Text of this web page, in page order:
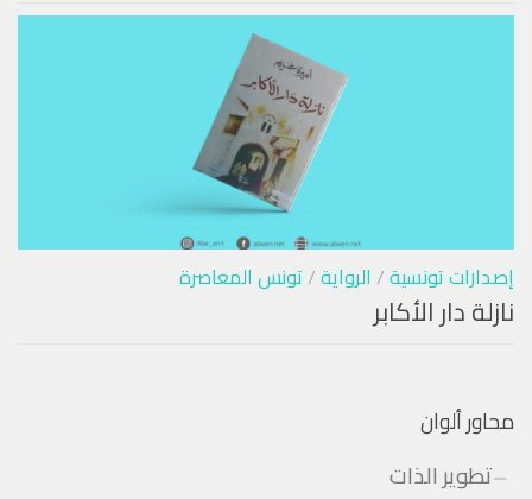
إصدارات تونسية/ الرواية/ تونس المعاصرة
نازلة دار الأكابر
محاور ألوان
تطوير الذات